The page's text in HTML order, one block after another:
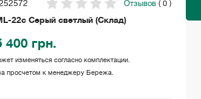
Отзывов ( 0 )
22с Серый светлый (Склад)
400 грн.
изменяться согласно комплектации.
просчетом к менеджеру Бережа.